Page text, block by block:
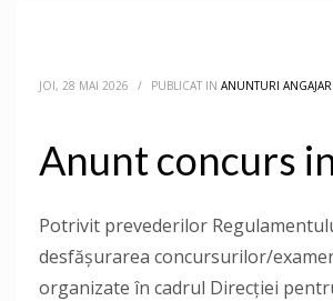
JOI, 28 MAI 2026 / PUBLICAT IN ANUNTURI ANGAJARI
Anunt concurs
Potrivit prevederilor
desfășurarea concursurilor/
organizate în cadrul Direcției